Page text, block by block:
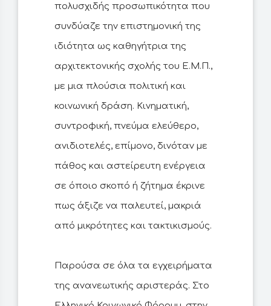
πολυσχιδής προσωπικότητα που
συνδύαζε την επιστημονική της
ιδιότητα ως καθηγήτρια της
αρχιτεκτονικής σχολής του Ε.Μ.Π.,
με μια πλούσια πολιτική και
κοινωνική δράση. Κινηματική,
συντροφική, πνεύμα ελεύθερο,
ανιδιοτελές, επίμονο, δινόταν με
πάθος και αστείρευτη ενέργεια
σε όποιο σκοπό ή ζήτημα έκρινε
πως άξιζε να παλευτεί, μακριά
από μικρότητες και τακτικισμούς.
Παρούσα σε όλα τα εγχειρήματα
της ανανεωτικής αριστεράς. Στο